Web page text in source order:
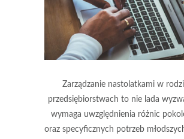
Zarządzanie nastolatkami w
przedsiębiorstwach to nie lada
wymaga uwzględnienia różnic
oraz specyficznych potrzeb